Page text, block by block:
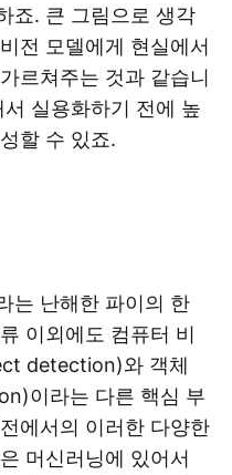
죠. 큰 그림으로 생각
전 모델에게 현실에서
르쳐주는 것과 같습니
실용화하기 전에 높
할 수 있죠.
는 난해한 파이의 한
이외에도 컴퓨터 비
detection)와 객체
이라는 다른 핵심 부
에서의 이러한 다양한
머신러닝에 있어서